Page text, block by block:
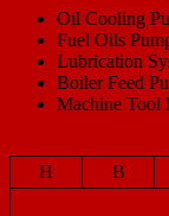
Oil Cooling
Fuel Oils
Lubrication
Boiler Feed
Machine Tool
H
B